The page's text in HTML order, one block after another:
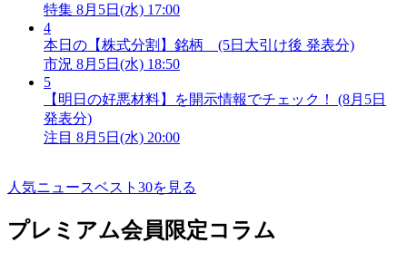
特集 8月5日(水) 17:00
4
本日の【株式分割】銘柄 (5日大引け後 発表分)
市況 8月5日(水) 18:50
5
【明日の好悪材料】を開示情報でチェック！ (8月5日
発表分)
注目 8月5日(水) 20:00
人気ニュースベスト30を見る
プレミアム会員限定コラム